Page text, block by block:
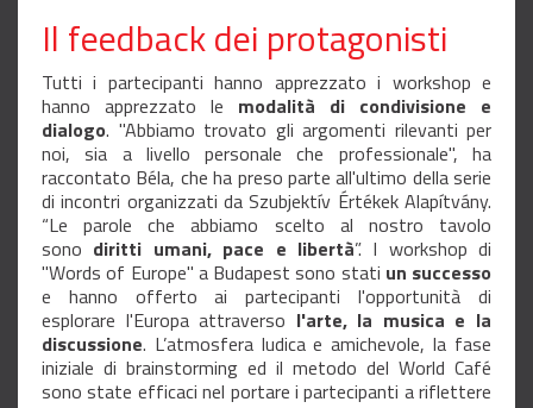
Il feedback dei protagonisti
Tutti i partecipanti hanno apprezzato i workshop e
hanno apprezzato le modalità di condivisione e
dialogo. "Abbiamo trovato gli argomenti rilevanti per
noi, sia a livello personale che professionale", ha
raccontato Béla, che ha preso parte all'ultimo della serie
di incontri organizzati da Szubjektív Értékek Alapítvány.
“Le parole che abbiamo scelto al nostro tavolo
sono diritti umani, pace e libertà”. I workshop di
"Words of Europe" a Budapest sono stati un successo
e hanno offerto ai partecipanti l'opportunità di
esplorare l'Europa attraverso l'arte, la musica e la
discussione. L’atmosfera ludica e amichevole, la fase
iniziale di brainstorming ed il metodo del World Café
sono state efficaci nel portare i partecipanti a riflettere